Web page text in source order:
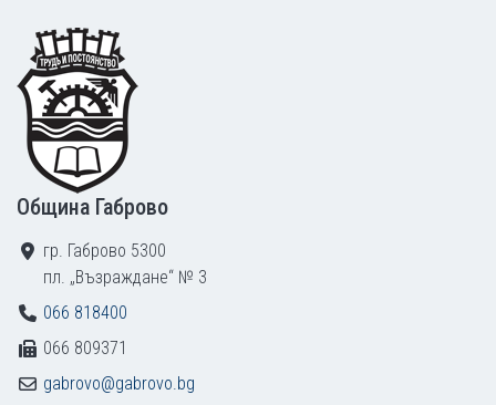
Footer
Община Габрово
гр. Габрово 5300
пл. „Възраждане“ № 3
066 818400
066 809371
gabrovo@gabrovo.bg